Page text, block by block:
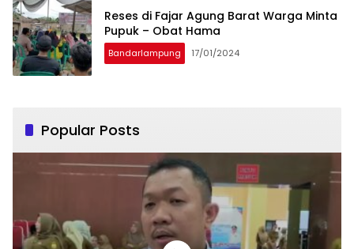
Reses di Fajar Agung Barat Warga Minta
Pupuk – Obat Hama
Bandarlampung 17/01/2024
Popular Posts